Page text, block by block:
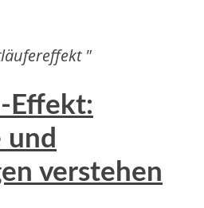
"
Effekt:
und
verstehen